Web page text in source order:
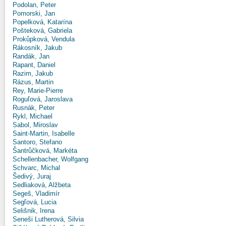
Podolan, Peter
Pomorski, Jan
Popelková, Katarína
Pošteková, Gabriela
Prokůpková, Vendula
Rákosník, Jakub
Randák, Jan
Rapant, Daniel
Razim, Jakub
Rázus, Martin
Rey, Marie-Pierre
Roguľová, Jaroslava
Rusnák, Peter
Rykl, Michael
Sabol, Miroslav
Saint-Martin, Isabelle
Santoro, Stefano
Šantrůčková, Markéta
Schellenbacher, Wolfgang
Schvarc, Michal
Šedivý, Juraj
Sedliaková, Alžbeta
Segeš, Vladimír
Segľová, Lucia
Selišnik, Irena
Seneši Lutherová, Silvia